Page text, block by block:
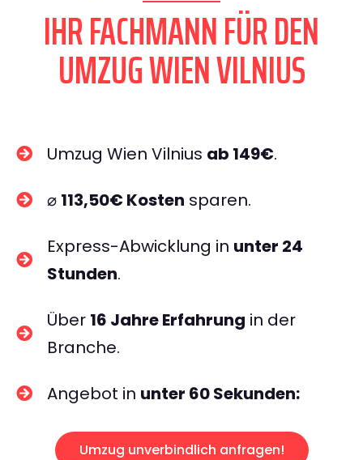
IHR FACHMANN FÜR DEN
UMZUG WIEN VILNIUS
Umzug Wien Vilnius ab 149€.
⌀ 113,50€ Kosten sparen.
Express-Abwicklung in unter 24
Stunden.
Über 16 Jahre Erfahrung in der
Branche.
Angebot in unter 60 Sekunden:
Umzug unverbindlich anfragen!